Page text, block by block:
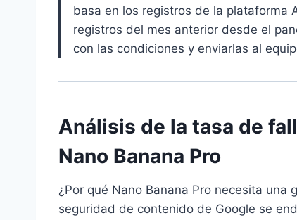
basa en los registros de la plataforma
registros del mes anterior desde el
con las condiciones y enviarlas al
Análisis de la tasa de
Nano Banana Pro
¿Por qué Nano Banana Pro necesita una
seguridad de contenido de Google se